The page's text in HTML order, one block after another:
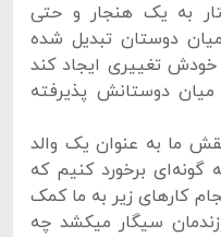
به یک هنجار و حتی
دوستان تبدیل شده
تغییری ایجاد کند
دوستانش پذیرفته
ما به عنوان یک والد
گونه‌ای برخورد کنیم که
کارهای زیر به ما کمک
سیگار میکشد چه